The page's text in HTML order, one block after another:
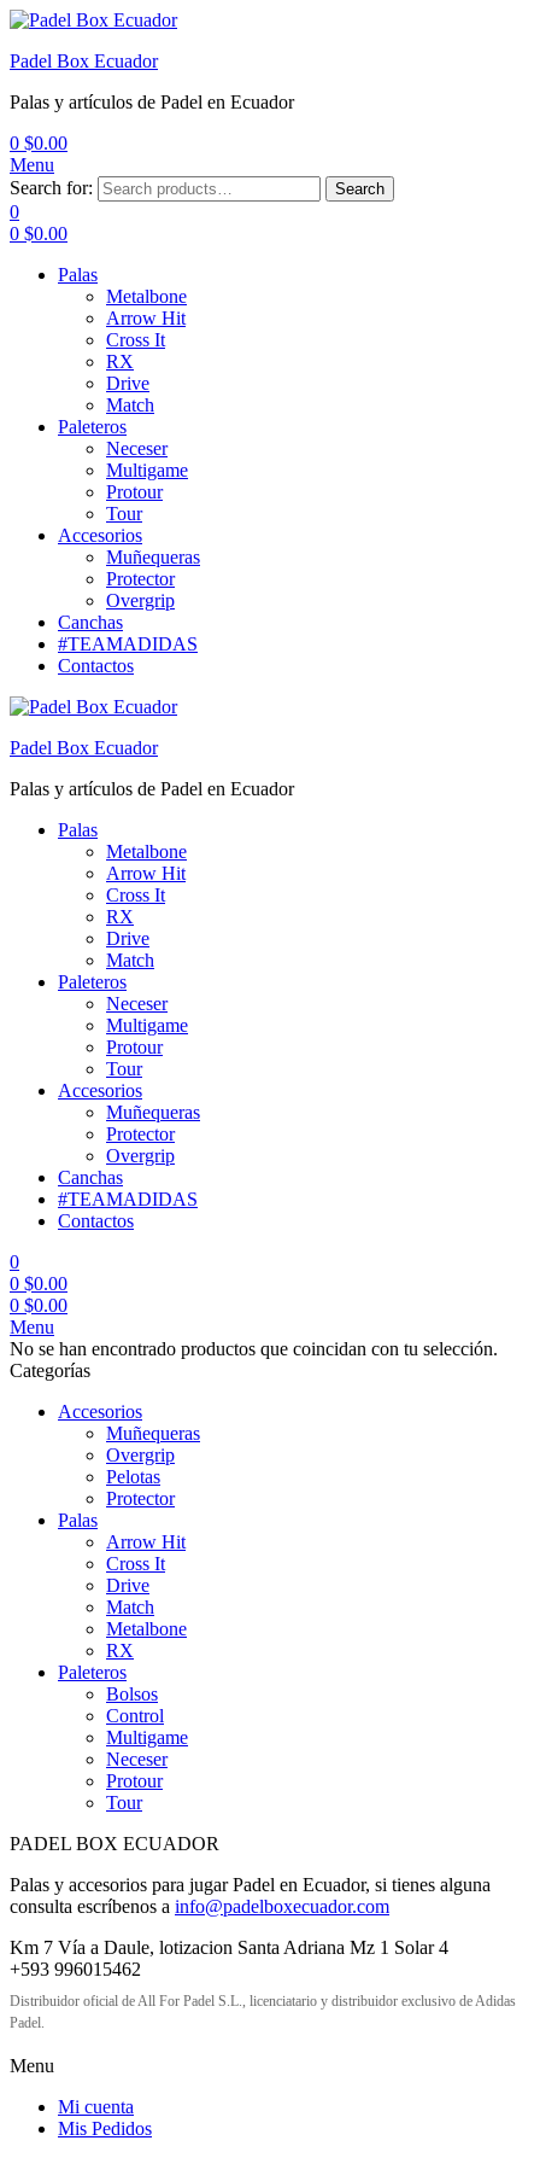
Padel Box Ecuador
Palas y artículos de Padel en Ecuador
0 $0.00
Menu
Search for:
Search
0
0 $0.00
Palas
Metalbone
Arrow Hit
Cross It
RX
Drive
Match
Paleteros
Neceser
Multigame
Protour
Tour
Accesorios
Muñequeras
Protector
Overgrip
Canchas
#TEAMADIDAS
Contactos
Padel Box Ecuador
Palas y artículos de Padel en Ecuador
Palas
Metalbone
Arrow Hit
Cross It
RX
Drive
Match
Paleteros
Neceser
Multigame
Protour
Tour
Accesorios
Muñequeras
Protector
Overgrip
Canchas
#TEAMADIDAS
Contactos
0
0 $0.00
0 $0.00
Menu
No se han encontrado productos que coincidan con tu selección.
Categorías
Accesorios
Muñequeras
Overgrip
Pelotas
Protector
Palas
Arrow Hit
Cross It
Drive
Match
Metalbone
RX
Paleteros
Bolsos
Control
Multigame
Neceser
Protour
Tour
PADEL BOX ECUADOR
Palas y accesorios para jugar Padel en Ecuador, si tienes alguna
consulta escríbenos a info@padelboxecuador.com
Km 7 Vía a Daule, lotizacion Santa Adriana Mz 1 Solar 4
+593 996015462
Distribuidor oficial de All For Padel S.L., licenciatario y distribuidor exclusivo de Adidas
Padel.
Menu
Mi cuenta
Mis Pedidos